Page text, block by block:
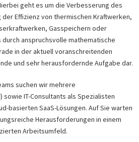
geht es um die Verbesserung des
der Effizienz von thermischen Kraftwerken,
Gasspeichern oder
anspruchsvolle mathematische
in der aktuell voranschreitenden
und sehr herausfordernde Aufgabe dar.
suchen wir mehrere
IT-Consultants als Spezialisten
basierten SaaS-Lösungen. Auf Sie warten
Herausforderungen in einem
Arbeitsumfeld.